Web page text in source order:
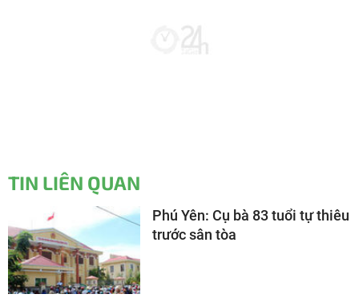
TIN LIÊN QUAN
Phú Yên: Cụ bà 83 tuổi tự thiêu
trước sân tòa